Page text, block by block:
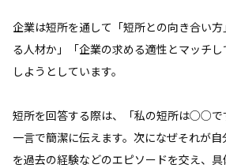
企業は短所を通して「短所との向き合い
る人材か」「企業の求める適性とマッチ
しようとしています。
短所を回答する際は、「私の短所は○○で
一言で簡潔に伝えます。次になぜそれが
を過去の経験などのエピソードを交え、具